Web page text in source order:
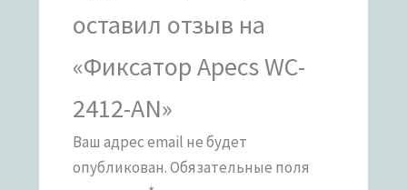
оставил отзыв на
«Фиксатор Apecs WC-
2412-AN»
Ваш адрес email не будет
опубликован.Обязательные поля